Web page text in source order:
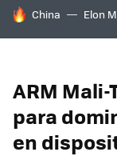
HOY SE HABLA
China Elon
ARM
para
en